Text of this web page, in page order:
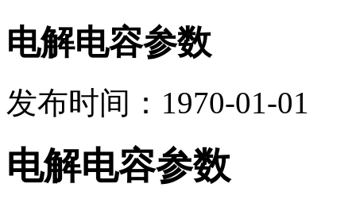
电解电容参数
发布时间：1970-01-01
电解电容参数